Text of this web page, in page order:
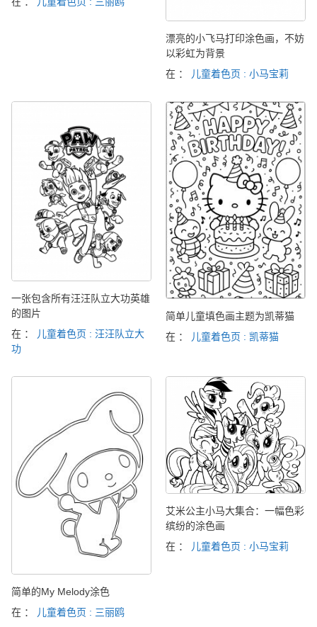
漂亮的小飞马打印涂色画，不妨
以彩虹为背景
在 ：
儿童着色页 : 小马宝莉
一张包含所有汪汪队立大功英雄
的图片
在 ：
儿童着色页 : 汪汪队立大
功
简单儿童填色画主题为凯蒂猫
在 ：
儿童着色页 : 凯蒂猫
简单的My Melody涂色
在 ：
儿童着色页 : 三丽鸥
艾米公主小马大集合：一幅色彩
缤纷的涂色画
在 ：
儿童着色页 : 小马宝莉